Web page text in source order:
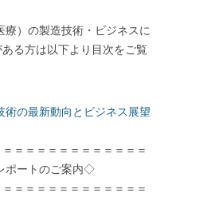
）の製造技術・ビジネスに
る方は以下より目次をご覧
の最新動向とビジネス展望
＝＝＝＝＝＝＝＝＝＝＝＝
トのご案内◇
＝＝＝＝＝＝＝＝＝＝＝＝